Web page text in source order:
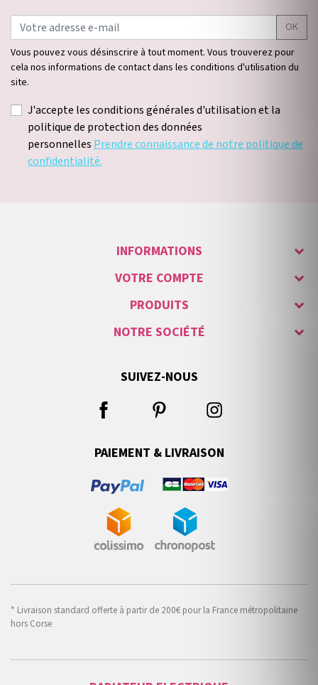
OK
Vous pouvez vous désinscrire à tout moment. Vous trouverez pour
cela nos informations de contact dans les conditions d'utilisation du
site.
J'accepte les conditions générales d'utilisation et la
politique de protection des données
personnelles Prendre connaissance de notre politique de
confidentialité.
INFORMATIONS
VOTRE COMPTE
PRODUITS
NOTRE SOCIÉTÉ
SUIVEZ-NOUS
PAIEMENT & LIVRAISON
* Livraison standard offerte à partir de 200€ pour la France métropolitaine
hors Corse